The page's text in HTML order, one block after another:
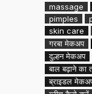
massage
pimples
skin care
गरबा मेकअप
दुल्हन मेकअप
बाल बढ़ाने का
ब्राइडल